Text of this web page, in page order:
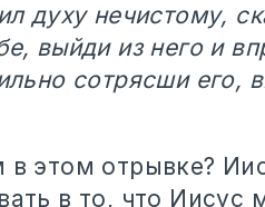
духу нечистому,
выйди из него и
сотрясши его,
этом отрывке?
в то, что Иисус